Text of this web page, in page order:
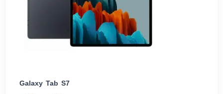
Galaxy Tab S7